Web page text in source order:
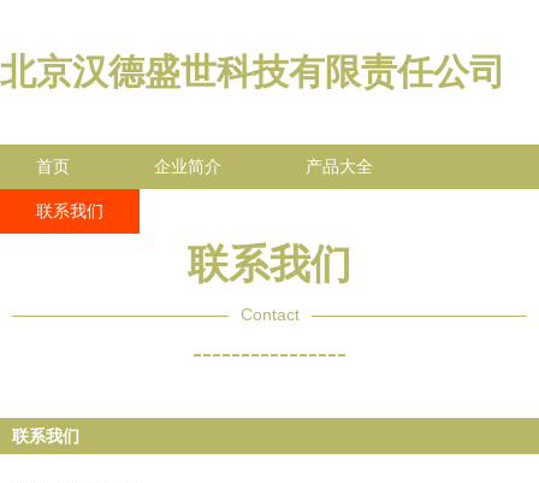
北京汉德盛世科技有限责任公司
首页 企业简介 产品大全
联系我们
联系我们
Contact
----------------
联系我们